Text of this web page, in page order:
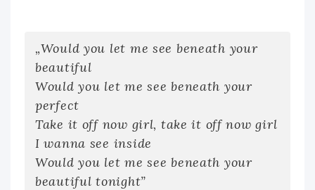
„Would you let me see beneath your
beautiful
Would you let me see beneath your
perfect
Take it off now girl, take it off now girl
I wanna see inside
Would you let me see beneath your
beautiful tonight”